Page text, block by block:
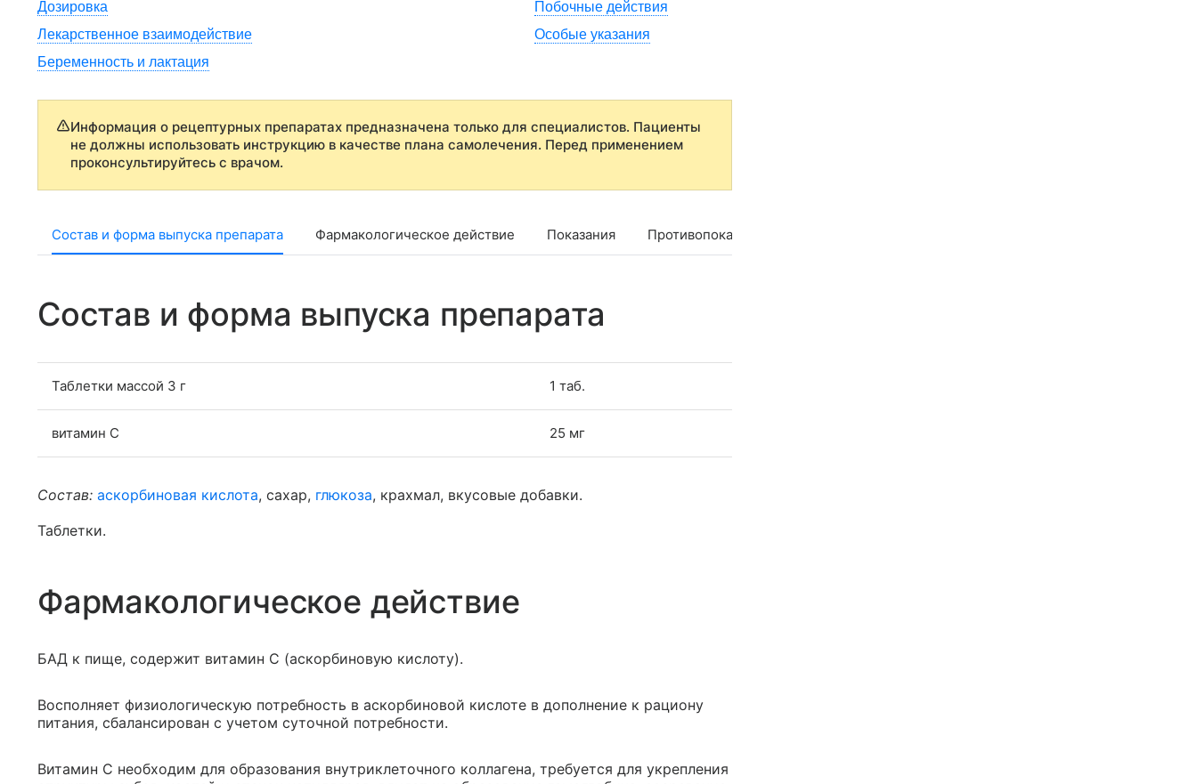
Дозировка
Побочные действия
Лекарственное взаимодействие
Особые указания
Беременность и лактация
Информация о рецептурных препаратах предназначена только для специалистов. Пациенты
не должны использовать инструкцию в качестве плана самолечения. Перед применением
проконсультируйтесь с врачом.
Состав и форма выпуска препарата Фармакологическое действие Показания Противопоказания
Состав и форма выпуска препарата
Таблетки массой 3 г 1 таб.
витамин С 25 мг
Состав: аскорбиновая кислота, сахар, глюкоза, крахмал, вкусовые добавки.
Таблетки.
Фармакологическое действие
БАД к пище, содержит витамин С (аскорбиновую кислоту).
Восполняет физиологическую потребность в аскорбиновой кислоте в дополнение к рациону
питания, сбалансирован с учетом суточной потребности.
Витамин С необходим для образования внутриклеточного коллагена, требуется для укрепления